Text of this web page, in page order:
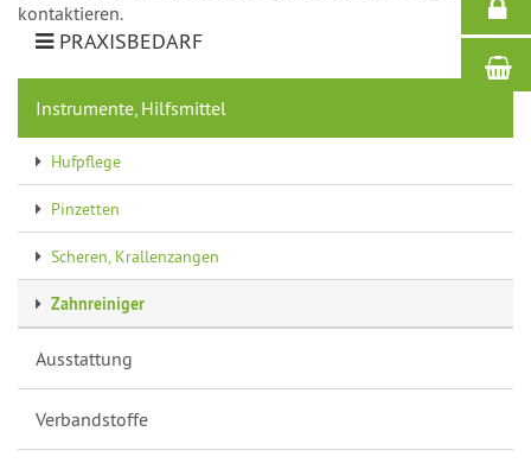
kontaktieren.
PRAXISBEDARF
Instrumente, Hilfsmittel
Hufpflege
Pinzetten
Scheren, Krallenzangen
Zahnreiniger
Ausstattung
Verbandstoffe